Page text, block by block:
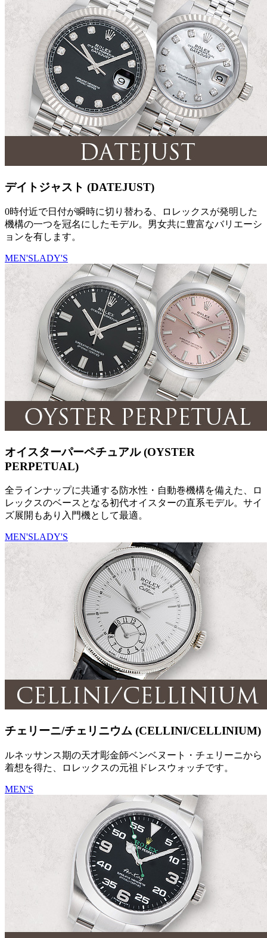
デイトジャスト (DATEJUST)
0時付近で日付が瞬時に切り替わる、ロレックスが発明した
機構の一つを冠名にしたモデル。男女共に豊富なバリエーシ
ョンを有します。
MEN'SLADY'S
オイスターパーペチュアル (OYSTER
PERPETUAL)
全ラインナップに共通する防水性・自動巻機構を備えた、ロ
レックスのベースとなる初代オイスターの直系モデル。サイ
ズ展開もあり入門機として最適。
MEN'SLADY'S
チェリーニ/チェリニウム (CELLINI/CELLINIUM)
ルネッサンス期の天才彫金師ベンベヌート・チェリーニから
着想を得た、ロレックスの元祖ドレスウォッチです。
MEN'S